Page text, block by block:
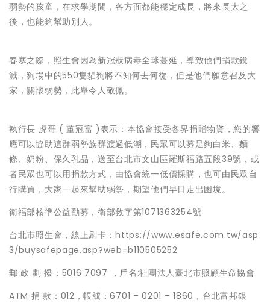
弱勢的孩童，在求學期間，各方面都能穩定成長，將來長大之
後，也能夠幫助別人。
春寒之際，照生會因為新冠狀病毒全球蔓延，導致他們捐款銳
減，狗場中的550隻貓狗將不知何去何從，但是他們願意召及大
家，關懷弱勢，此舉令人敬佩。
執行長 虎哥 ( 董冠富 )表示：本協會接受各界捐贈物資，您的響
應可以協助這群弱勢族群渡過低潮，民眾可以募足夠白米、麵
條、奶粉、保久乳品，送至台北市文山區羅斯福路五段39號，或
者民眾也可以用捐款方式，由協會統一低價採購，也可由民眾自
行購買，大家一起來幫助弱勢，期望他們早日走出困境。
衛福部核準公益勸募，衛部救字第1071363254號
台北市照生會，線上刷卡：https://www.esafe.com.tw/asp
3/buysafepage.asp?web=b110505252
郵 政 劃 撥：5016 7097 ，戶名:社團法人臺北市照顧生命協會
ATM 捐 款：012，帳號：6701 – 0201 – 1860，台北富邦銀